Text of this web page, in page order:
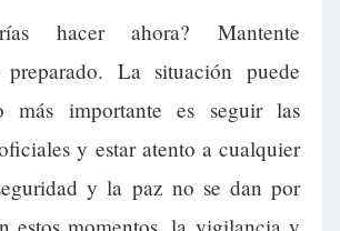
hacer ahora? Mantente
La situación puede
más importante es seguir las
y estar atento a cualquier
y la paz no se dan por